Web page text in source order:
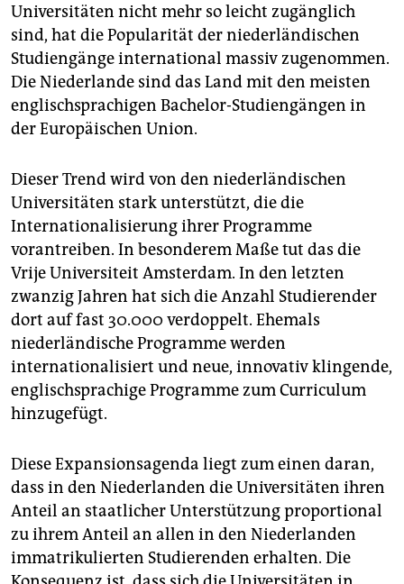
Universitäten nicht mehr so leicht zugänglich
sind, hat die Popularität der niederländischen
Studiengänge international massiv zugenommen.
Die Niederlande sind das Land mit den meisten
englischsprachigen Bachelor-Studiengängen in
der Europäischen Union.
Dieser Trend wird von den niederländischen
Universitäten stark unterstützt, die die
Internationalisierung ihrer Programme
vorantreiben. In besonderem Maße tut das die
Vrije Universiteit Amsterdam. In den letzten
zwanzig Jahren hat sich die Anzahl Studierender
dort auf fast 30.000 verdoppelt. Ehemals
niederländische Programme werden
internationalisiert und neue, innovativ klingende,
englischsprachige Programme zum Curriculum
hinzugefügt.
Diese Expansionsagenda liegt zum einen daran,
dass in den Niederlanden die Universitäten ihren
Anteil an staatlicher Unterstützung proportional
zu ihrem Anteil an allen in den Niederlanden
immatrikulierten Studierenden erhalten. Die